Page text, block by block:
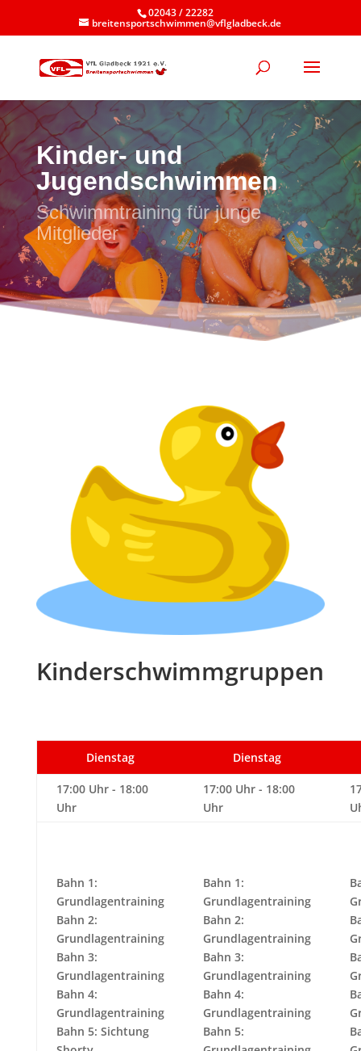
02043 / 22282
breitensportschwimmen@vflgladbeck.de
Kinder- und
Jugendschwimmen
Schwimmtraining für junge
Mitglieder
Kinderschwimmgruppen
Dienstag Dienstag
17:00 Uhr - 18:00
Uhr
17:00 Uhr - 18:00
Uhr
Bahn 1:
Grundlagentraining
Bahn 2:
Grundlagentraining
Bahn 3:
Grundlagentraining
Bahn 4:
Grundlagentraining
Bahn 5: Sichtung
Bahn 1:
Grundlagentraining
Bahn 2:
Grundlagentraining
Bahn 3:
Grundlagentraining
Bahn 4:
Grundlagentraining
Bahn 5: